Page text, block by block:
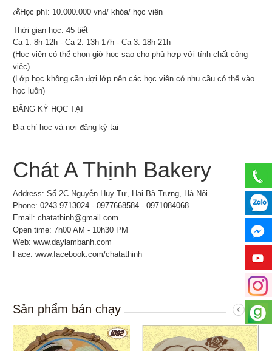
💰Học phí: 10.000.000 vnđ/ khóa/ học viên
Thời gian học: 45 tiết
Ca 1: 8h-12h - Ca 2: 13h-17h - Ca 3: 18h-21h
(Học viên có thể chọn giờ học sao cho phù hợp với tính chất công
việc)
(Lớp học không cần đợi lớp nên các học viên có nhu cầu có thể vào
học luôn)
ĐĂNG KÝ HỌC TẠI
Địa chỉ học và nơi đăng ký tại
Chát A Thịnh Bakery
Address: Số 2C Nguyễn Huy Tự, Hai Bà Trưng, Hà Nội
Phone:0243.9713024 - 0977668584 - 0971084068
Email: chatathinh@gmail.com
Open time: 7h00 AM - 10h30 PM
Web: www.daylambanh.com
Face: www.facebook.com/chatathinh
Sản phẩm bán chạy